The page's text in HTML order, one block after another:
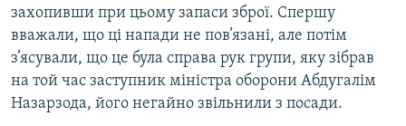
захопивши при цьому запаси зброї. Спершу
вважали, що ці напади не пов’язані, але потім
з’ясували, що це була справа рук групи, яку зібрав
на той час заступник міністра оборони Абдугалім
Назарзода, його негайно звільнили з посади.